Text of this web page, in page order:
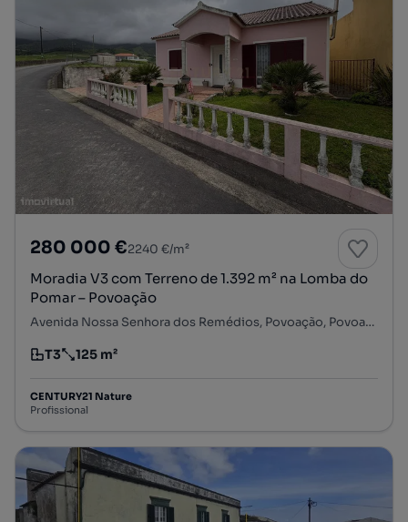
280 000 €2240 €/m²
Moradia V3 com Terreno de 1.392 m² na Lomba do
Pomar – Povoação
Avenida Nossa Senhora dos Remédios, Povoação, Povoação, Ilha de São Miguel
Tipologia
T3
Preço por metro quadrado
125 m²
CENTURY21 Nature
Profissional